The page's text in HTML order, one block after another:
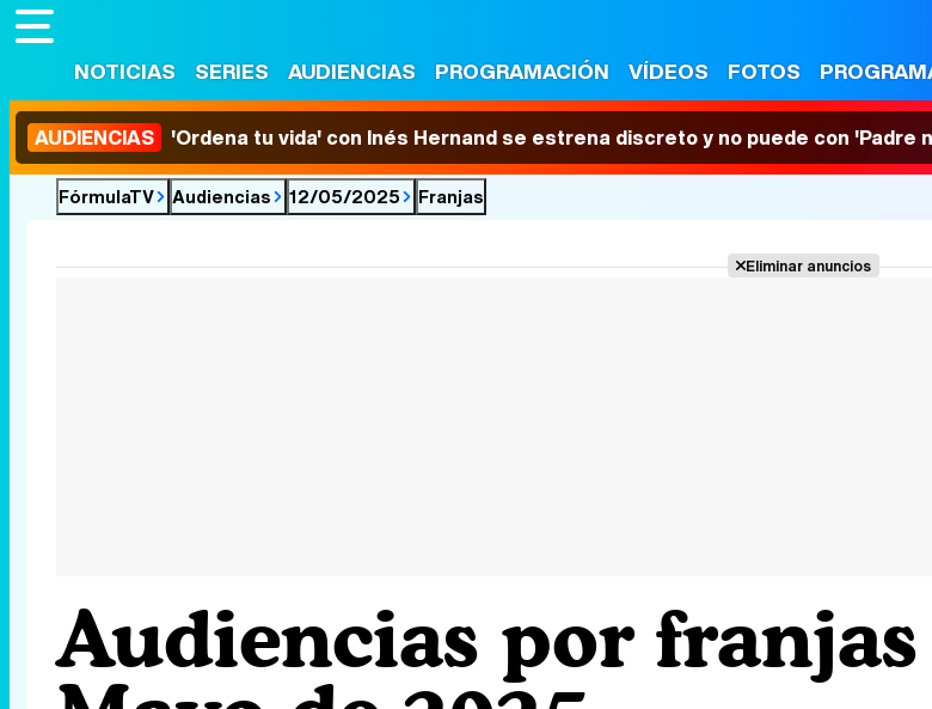
NOTICIAS SERIES AUDIENCIAS PROGRAMACIÓN VÍDEOS FOTOS
AUDIENCIAS 'Ordena tu vida' con Inés Hernand se estrena discreto y no puede con 'Padre
FórmulaTV Audiencias 12/05/2025 Franjas
Eliminar anuncios
Audiencias por